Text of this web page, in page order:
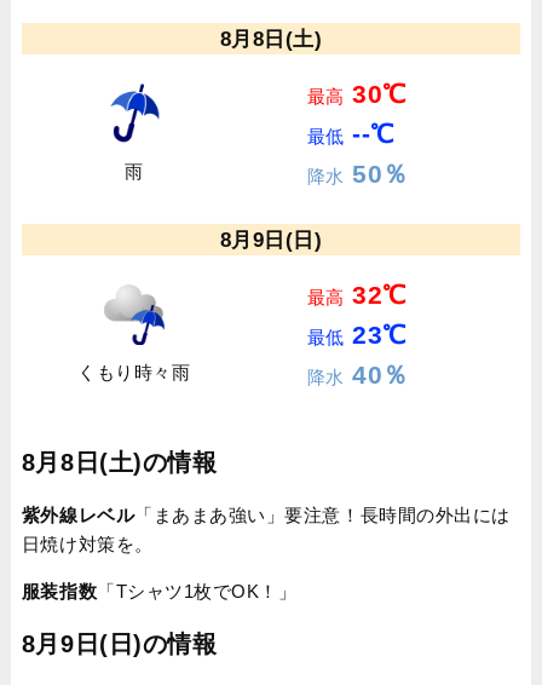
8月8日(土)
雨
最高 30℃
最低 --℃
降水 50％
8月9日(日)
くもり時々雨
最高 32℃
最低 23℃
降水 40％
8月8日(土)の情報
紫外線レベル「まあまあ強い」要注意！長時間の外出には
日焼け対策を。
服装指数 「Tシャツ1枚でOK！」
8月9日(日)の情報